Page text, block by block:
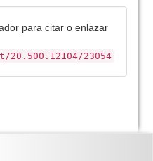
para citar o enlazar
23054